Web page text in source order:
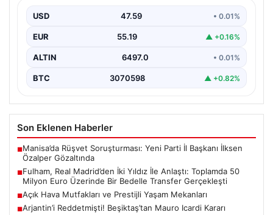
Gerçekleşti
Premier Lig’in köklü ekiplerinden Fulham, transfer
pazarlığında önemli bir adım attı. İngiltere temsilcisi,
La…
USD 47.59 • 0.01%
EUR 55.19 ▲ +0.16%
ALTIN 6497.0 • 0.01%
BTC 3070598 ▲ +0.82%
Son Eklenen Haberler
■Manisa’da Rüşvet Soruşturması: Yeni Parti İl Başkanı İlksen
Özalper Gözaltında
■Fulham, Real Madrid’den İki Yıldız İle Anlaştı: Toplamda 50
Milyon Euro Üzerinde Bir Bedelle Transfer Gerçekleşti
■Açık Hava Mutfakları ve Prestijli Yaşam Mekanları
■Arjantin’i Reddetmişti! Beşiktaş’tan Mauro Icardi Kararı